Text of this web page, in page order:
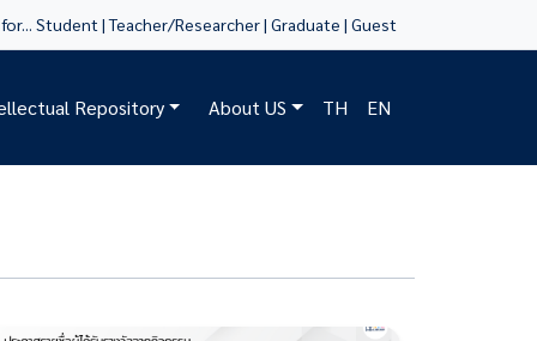
Student |Teacher/Researcher| Graduate | Guest
Repository About US TH EN